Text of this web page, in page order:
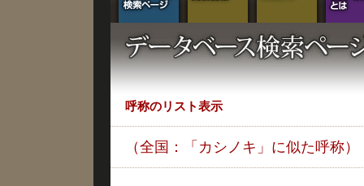
呼称のリスト表示
（全国：「カシノキ」に似た呼称）